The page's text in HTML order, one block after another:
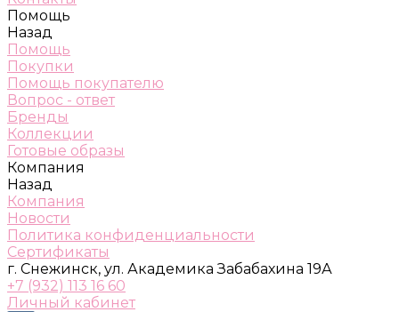
Помощь
Назад
Помощь
Покупки
Помощь покупателю
Вопрос - ответ
Бренды
Коллекции
Готовые образы
Компания
Назад
Компания
Новости
Политика конфиденциальности
Сертификаты
г. Снежинск, ул. Академика Забабахина 19А
+7 (932) 113 16 60
Личный кабинет